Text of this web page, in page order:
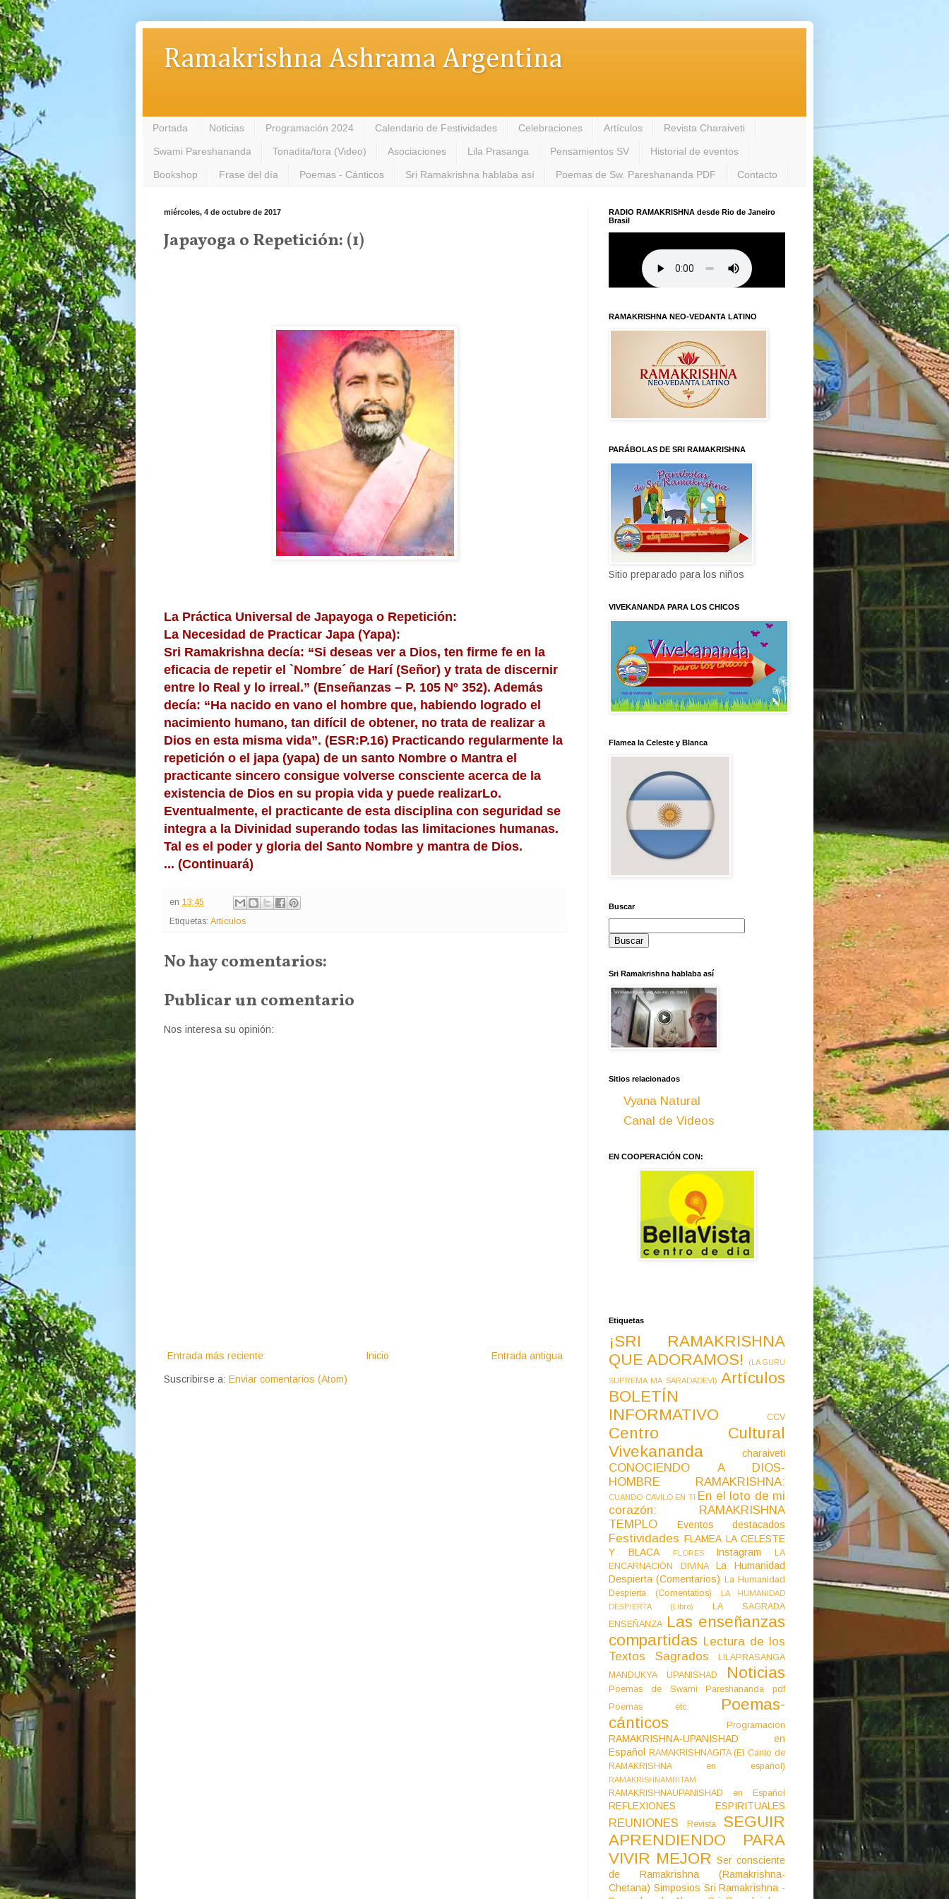
Ramakrishna Ashrama Argentina
Portada Noticias Programación 2024 Calendario de Festividades Celebraciones Artículos Revista Charaiveti
Swami Pareshananda Tonadita/tora (Video) Asociaciones Lila Prasanga Pensamientos SV Historial de eventos
Bookshop Frase del día Poemas - Cánticos Sri Ramakrishna hablaba así Poemas de Sw. Pareshananda PDF Contacto
miércoles, 4 de octubre de 2017
Japayoga o Repetición: (1)
La Práctica Universal de Japayoga o Repetición:
La Necesidad de Practicar Japa (Yapa):
Sri Ramakrishna decía: “Si deseas ver a Dios, ten firme fe en la
eficacia de repetir el `Nombre´ de Harí (Señor) y trata de discernir
entre lo Real y lo irreal.” (Enseñanzas – P. 105 Nº 352). Además
decía: “Ha nacido en vano el hombre que, habiendo logrado el
nacimiento humano, tan difícil de obtener, no trata de realizar a
Dios en esta misma vida”. (ESR:P.16) Practicando regularmente la
repetición o el japa (yapa) de un santo Nombre o Mantra el
practicante sincero consigue volverse consciente acerca de la
existencia de Dios en su propia vida y puede realizarLo.
Eventualmente, el practicante de esta disciplina con seguridad se
integra a la Divinidad superando todas las limitaciones humanas.
Tal es el poder y gloria del Santo Nombre y mantra de Dios.
... (Continuará)
en 13:45
Etiquetas: Artículos
No hay comentarios:
Publicar un comentario
Nos interesa su opinión:
Entrada más reciente Entrada antigua
Inicio
Suscribirse a: Enviar comentarios (Atom)
RADIO RAMAKRISHNA desde Rio de Janeiro
Brasil
RAMAKRISHNA NEO-VEDANTA LATINO
PARÁBOLAS DE SRI RAMAKRISHNA
Sitio preparado para los niños
VIVEKANANDA PARA LOS CHICOS
Flamea la Celeste y Blanca
Buscar
Sri Ramakrishna hablaba así
Sitios relacionados
Vyana Natural
Canal de Videos
EN COOPERACIÓN CON:
Etiquetas
¡SRI RAMAKRISHNA
QUE ADORAMOS!
(LA GURU
SUPREMA MA SARADADEVI) Artículos
BOLETÍN
INFORMATIVO
CCV
Centro Cultural
Vivekananda
charaiveti
CONOCIENDO A DIOS-
HOMBRE RAMAKRISHNA:
CUANDO CAVILO EN TI En el loto de mi
corazón: RAMAKRISHNA
TEMPLO
Eventos destacados
Festividades FLAMEA LA CELESTE
Y BLACA
FLORES Instagram
LA
ENCARNACIÓN DIVINA
La Humanidad
Despierta (Comentarios)
La Humanidad
Despierta (Comentatios)
LA HUMANIDAD
DESPIERTA (Libro)
LA SAGRADA
ENSEÑANZA Las enseñanzas
compartidas Lectura de los
Textos Sagrados
LILAPRASANGA
MANDUKYA UPANISHAD
Noticias
Poemas de Swami Pareshananda pdf
Poemas etc.
Poemas-
cánticos
Programación
RAMAKRISHNA-UPANISHAD en
Español
RAMAKRISHNAGITA (El Canto de
RAMAKRISHNA en español)
RAMAKRISHNAMRITAM
RAMAKRISHNAUPANISHAD en Español
REFLEXIONES ESPIRITUALES
REUNIONES Revista
SEGUIR
APRENDIENDO PARA
VIVIR MEJOR Ser consciente
de Ramakrishna (Ramakrishna-
Chetana) Simposios Sri Ramakrishna -